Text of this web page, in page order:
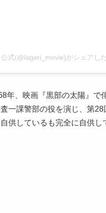
式(@lageri_movie)がシェアし
年、映画『黒部の太陽』で
一課警部の役を演じ、第
供しているも完全に自供